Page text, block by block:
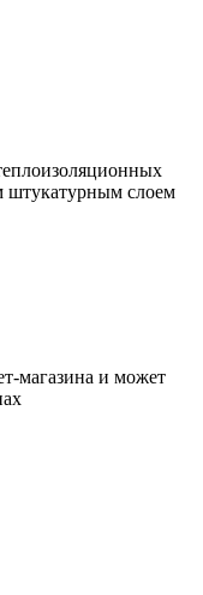
штукатурным слоем
магазина и может